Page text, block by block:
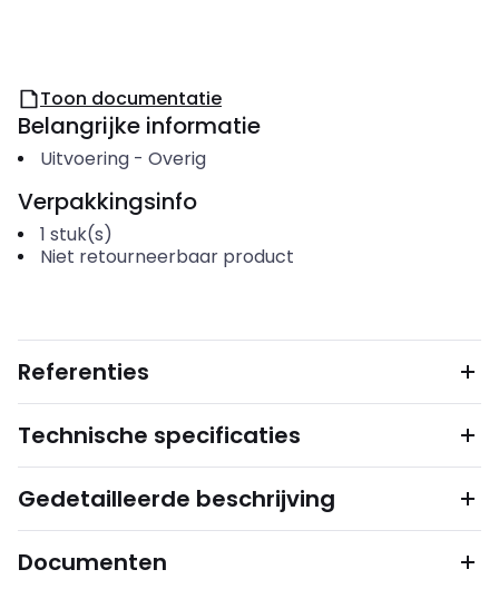
Toon documentatie
Belangrijke informatie
Uitvoering- Overig
Verpakkingsinfo
1 stuk(s)
Niet retourneerbaar product
Referenties
Technische specificaties
Gedetailleerde beschrijving
Documenten